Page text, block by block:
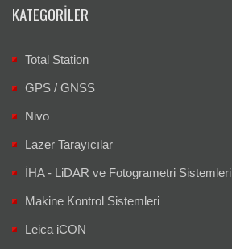
KATEGORILER
Total Station
GPS / GNSS
Nivo
Lazer Tarayıcılar
İHA - LiDAR ve Fotogrametri Sistemleri
Makine Kontrol Sistemleri
Leica iCON